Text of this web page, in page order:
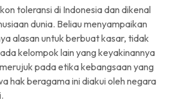
toleransi di Indonesia dan dikenal
dunia. Beliau menyampaikan
alasan untuk berbuat kasar, tidak
kelompok lain yang keyakinannya
pada etika kebangsaan yang
hak beragama ini diakui oleh negara